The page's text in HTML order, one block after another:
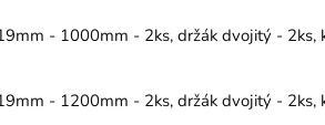
- 1000mm - 2ks, držák dvojitý - 2ks,
- 1200mm - 2ks, držák dvojitý - 2ks,